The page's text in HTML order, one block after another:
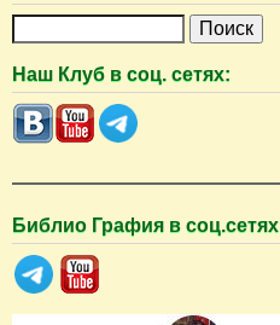
и
с
к
Наш Клуб в соц. сетях:
Библио Графия в соц.сетях